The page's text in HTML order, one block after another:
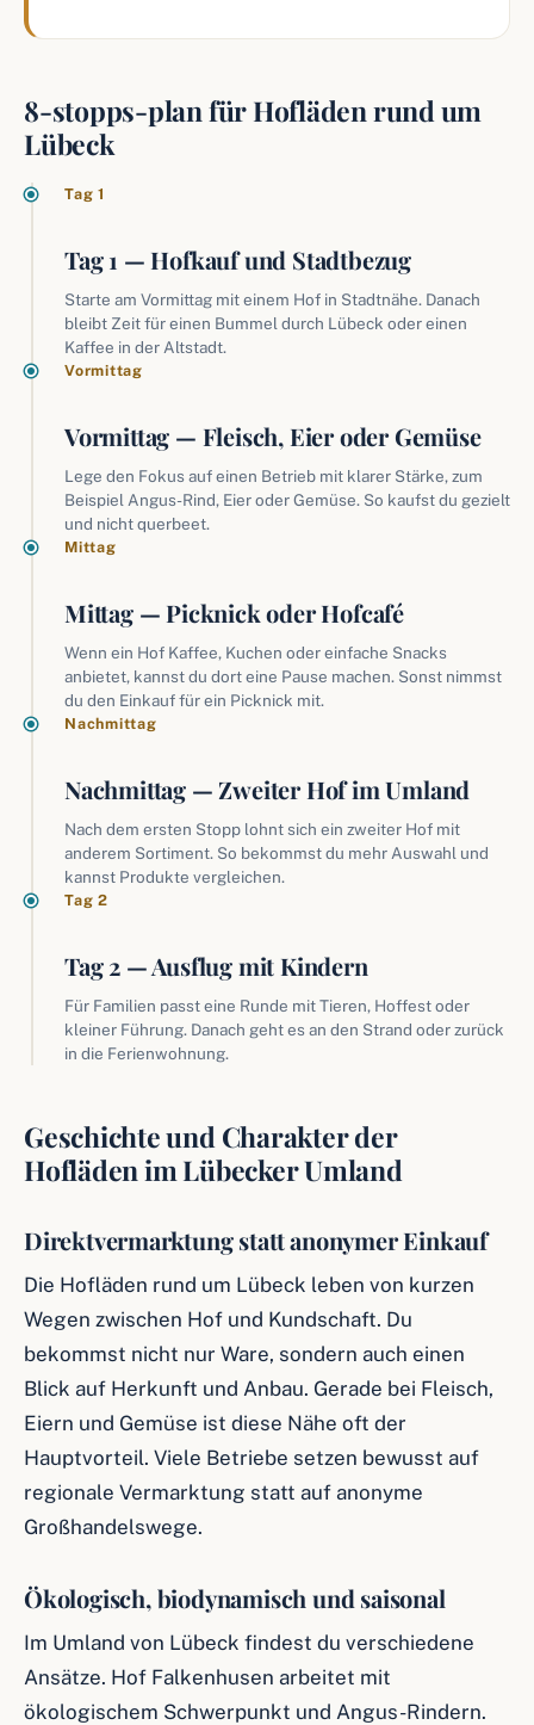
8-stopps-plan für Hofläden rund um
Lübeck
Tag 1
Tag 1 — Hofkauf und Stadtbezug
Starte am Vormittag mit einem Hof in Stadtnähe. Danach
bleibt Zeit für einen Bummel durch Lübeck oder einen
Kaffee in der Altstadt.
Vormittag
Vormittag — Fleisch, Eier oder Gemüse
Lege den Fokus auf einen Betrieb mit klarer Stärke, zum
Beispiel Angus-Rind, Eier oder Gemüse. So kaufst du gezielt
und nicht querbeet.
Mittag
Mittag — Picknick oder Hofcafé
Wenn ein Hof Kaffee, Kuchen oder einfache Snacks
anbietet, kannst du dort eine Pause machen. Sonst nimmst
du den Einkauf für ein Picknick mit.
Nachmittag
Nachmittag — Zweiter Hof im Umland
Nach dem ersten Stopp lohnt sich ein zweiter Hof mit
anderem Sortiment. So bekommst du mehr Auswahl und
kannst Produkte vergleichen.
Tag 2
Tag 2 — Ausflug mit Kindern
Für Familien passt eine Runde mit Tieren, Hoffest oder
kleiner Führung. Danach geht es an den Strand oder zurück
in die Ferienwohnung.
Geschichte und Charakter der
Hofläden im Lübecker Umland
Direktvermarktung statt anonymer Einkauf
Die Hofläden rund um Lübeck leben von kurzen
Wegen zwischen Hof und Kundschaft. Du
bekommst nicht nur Ware, sondern auch einen
Blick auf Herkunft und Anbau. Gerade bei Fleisch,
Eiern und Gemüse ist diese Nähe oft der
Hauptvorteil. Viele Betriebe setzen bewusst auf
regionale Vermarktung statt auf anonyme
Großhandelswege.
Ökologisch, biodynamisch und saisonal
Im Umland von Lübeck findest du verschiedene
Ansätze. Hof Falkenhusen arbeitet mit
ökologischem Schwerpunkt und Angus-Rindern.